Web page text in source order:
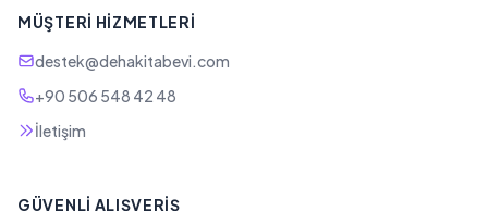
MÜŞTERI HIZMETLERI
destek@dehakitabevi.com
+90 506 548 42 48
İletişim
GÜVENLI ALIŞVERIŞ